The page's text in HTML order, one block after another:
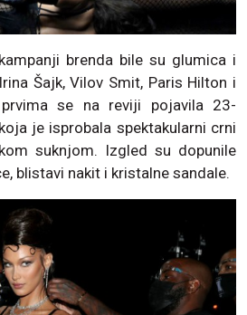
brenda bile su glumica i
Šajk, Vilov Smit, Paris Hilton i
se na reviji pojavila 23-
je isprobala spektakularni crni
suknjom. Izgled su dopunile
blistavi nakit i kristalne sandale.